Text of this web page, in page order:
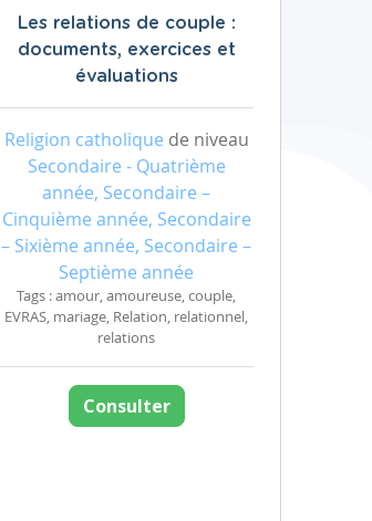
Les relations de couple :
documents, exercices et
évaluations
Religion catholique de niveau
Secondaire - Quatrième
année, Secondaire –
Cinquième année, Secondaire
– Sixième année, Secondaire –
Septième année
Tags : amour, amoureuse, couple,
EVRAS, mariage, Relation, relationnel,
relations
Consulter